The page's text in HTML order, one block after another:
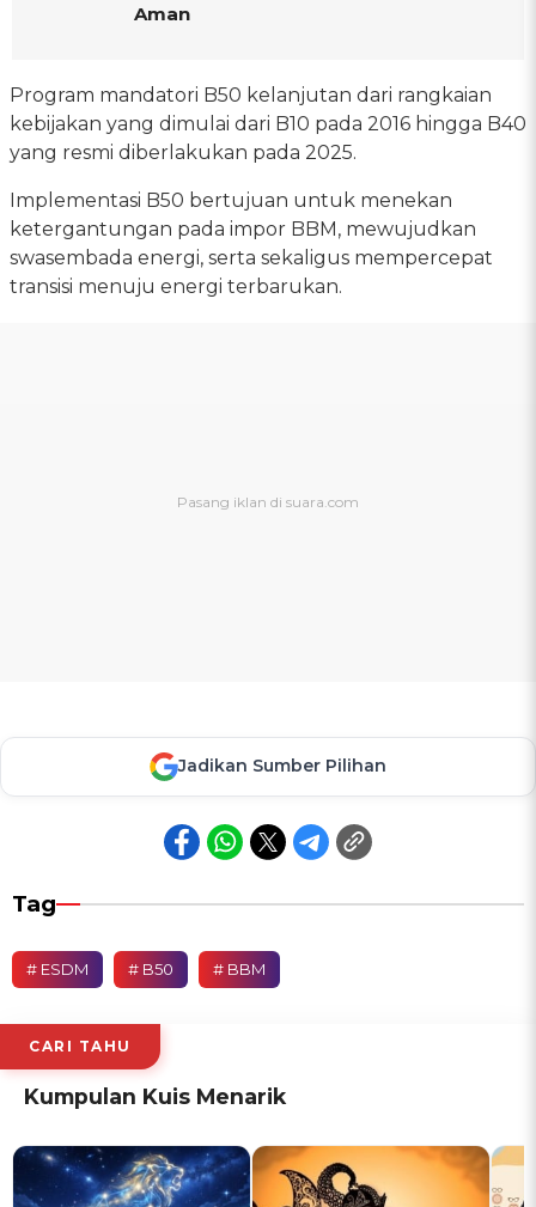
Aman
Program mandatori B50 kelanjutan dari rangkaian
kebijakan yang dimulai dari B10 pada 2016 hingga B40
yang resmi diberlakukan pada 2025.
Implementasi B50 bertujuan untuk menekan
ketergantungan pada impor BBM, mewujudkan
swasembada energi, serta sekaligus mempercepat
transisi menuju energi terbarukan.
Jadikan Sumber Pilihan
Tag
# ESDM # B50 # BBM
CARI TAHU
Kumpulan Kuis Menarik